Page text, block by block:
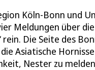
Köln-Bonn und
Meldungen über
rein. Die Seite des
Asiatische
Nester zu